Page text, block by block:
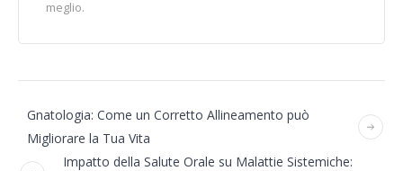
meglio.
Gnatologia: Come un Corretto Allineamento può
Migliorare la Tua Vita
Impatto della Salute Orale su Malattie Sistemiche: